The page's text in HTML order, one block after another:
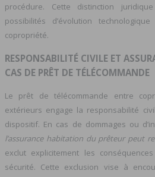
procédure. Cette distinction
possibilités d’évolution
copropriété.
RESPONSABILITÉ CIVILE ET
CAS DE PRÊT DE TÉLÉCOMMANDE
Le prêt de télécommande entre
extérieurs engage la responsabilité
dispositif. En cas de dommages ou
l’assurance habitation du prêteur peut
exclut explicitement les
sécurité. Cette exclusion vise à